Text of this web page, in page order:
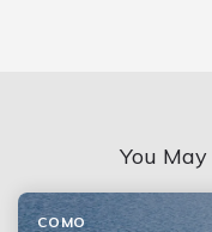
You
COMO